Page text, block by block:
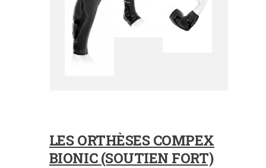
LES ORTHÈSES COMPEX
BIONIC (SOUTIEN FORT)